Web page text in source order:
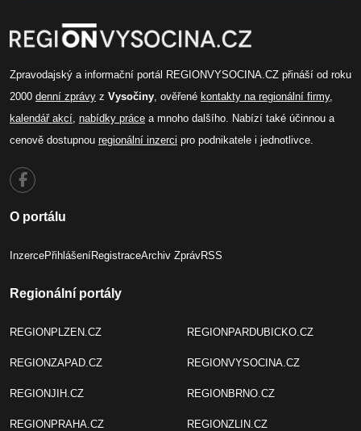
Zpravodajský a informační portál REGIONVYSOCINA.CZ přináší od roku
2000 denní zprávy z Vysočiny , ověřené kontakty na regionální firmy,
kalendář akcí nabídky práce a mnoho dalšího. Nabízí také účinnou a
cenově dostupnou regionální inzerci pro podnikatele i jednotlivce.
O portálu
InzercePřihlášeníRegistraceArchiv ZprávRSS
Regionální portály
REGIONPLZEN.CZ
REGIONZAPAD.CZ
REGIONJIH.CZ
REGIONPRAHA.CZ
REGIONPARDUBICKO.CZ
REGIONVYSOCINA.CZ
REGIONBRNO.CZ
REGIONZLIN.CZ